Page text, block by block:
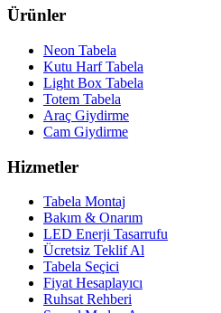
Ürünler
Neon Tabela
Kutu Harf Tabela
Light Box Tabela
Totem Tabela
Araç Giydirme
Cam Giydirme
Hizmetler
Tabela Montaj
Bakım & Onarım
LED Enerji Tasarrufu
Ücretsiz Teklif Al
Tabela Seçici
Fiyat Hesaplayıcı
Ruhsat Rehberi